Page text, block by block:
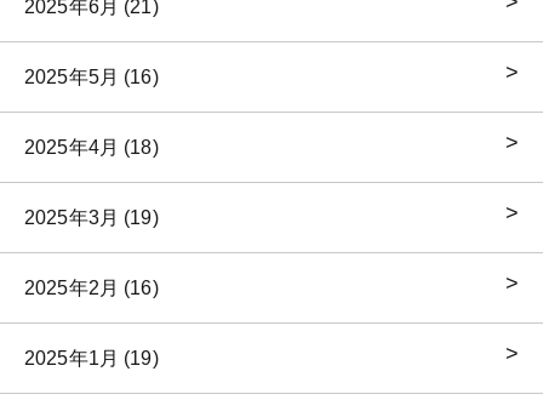
2025年6月 (21)
2025年5月 (16)
2025年4月 (18)
2025年3月 (19)
2025年2月 (16)
2025年1月 (19)